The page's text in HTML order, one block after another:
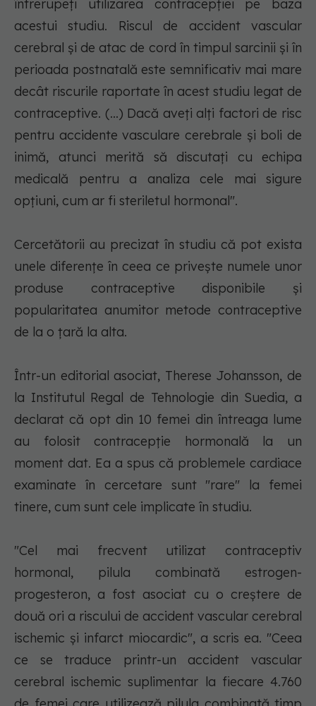
întrerupeţi utilizarea contracepţiei pe baza
acestui studiu. Riscul de accident vascular
cerebral şi de atac de cord în timpul sarcinii şi în
perioada postnatală este semnificativ mai mare
decât riscurile raportate în acest studiu legat de
contraceptive. (...) Dacă aveţi alţi factori de risc
pentru accidente vasculare cerebrale şi boli de
inimă, atunci merită să discutaţi cu echipa
medicală pentru a analiza cele mai sigure
opţiuni, cum ar fi steriletul hormonal".
Cercetătorii au precizat în studiu că pot exista
unele diferenţe în ceea ce priveşte numele unor
produse contraceptive disponibile şi
popularitatea anumitor metode contraceptive
de la o ţară la alta.
Într-un editorial asociat, Therese Johansson, de
la Institutul Regal de Tehnologie din Suedia, a
declarat că opt din 10 femei din întreaga lume
au folosit contracepţie hormonală la un
moment dat. Ea a spus că problemele cardiace
examinate în cercetare sunt "rare" la femei
tinere, cum sunt cele implicate în studiu.
"Cel mai frecvent utilizat contraceptiv
hormonal, pilula combinată estrogen-
progesteron, a fost asociat cu o creştere de
două ori a riscului de accident vascular cerebral
ischemic şi infarct miocardic", a scris ea. "Ceea
ce se traduce printr-un accident vascular
cerebral ischemic suplimentar la fiecare 4.760